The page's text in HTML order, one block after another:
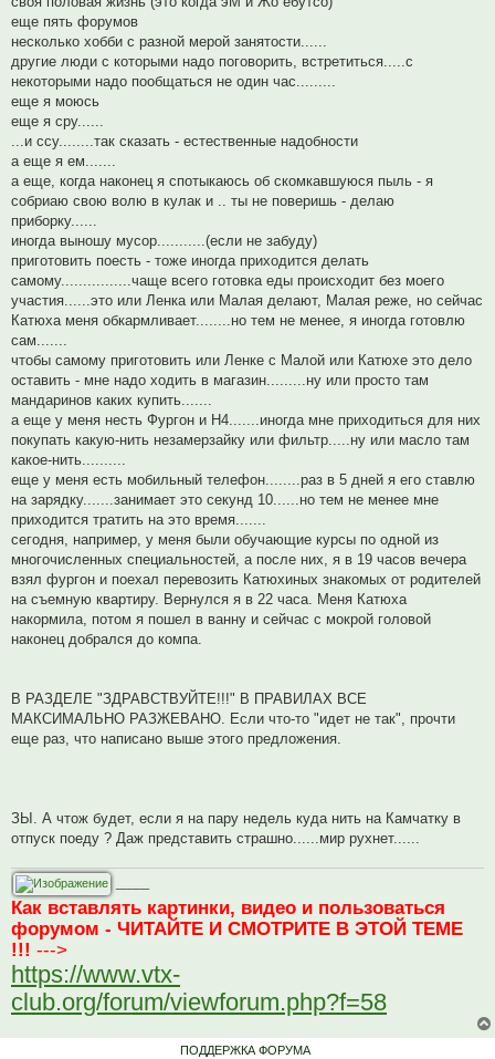
еще пять форумов
несколько хобби с разной мерой занятости......
другие люди с которыми надо поговорить, встретиться.....с
некоторыми надо пообщаться не один час.........
еще я моюсь
еще я сру......
...и ссу........так сказать - естественные надобности
а еще я ем.......
а еще, когда наконец я спотыкаюсь об скомкавшуюся пыль - я
собриаю свою волю в кулак и .. ты не поверишь - делаю
приборку......
иногда выношу мусор...........(если не забуду)
приготовить поесть - тоже иногда приходится делать
самому................чаще всего готовка еды происходит без моего
участия......это или Ленка или Малая делают, Малая реже, но сейчас
Катюха меня обкармливает........но тем не менее, я иногда готовлю
сам.......
чтобы самому приготовить или Ленке с Малой или Катюхе это дело
оставить - мне надо ходить в магазин.........ну или просто там
мандаринов каких купить.......
а еще у меня несть Фургон и Н4.......иногда мне приходиться для них
покупать какую-нить незамерзайку или фильтр.....ну или масло там
какое-нить..........
еще у меня есть мобильный телефон........раз в 5 дней я его ставлю
на зарядку.......занимает это секунд 10......но тем не менее мне
приходится тратить на это время.......
сегодня, например, у меня были обучающие курсы по одной из
многочисленных специальностей, а после них, я в 19 часов вечера
взял фургон и поехал перевозить Катюхиных знакомых от родителей
на съемную квартиру. Вернулся я в 22 часа. Меня Катюха
накормила, потом я пошел в ванну и сейчас с мокрой головой
наконец добрался до компа.
В РАЗДЕЛЕ "ЗДРАВСТВУЙТЕ!!!" В ПРАВИЛАХ ВСЕ
МАКСИМАЛЬНО РАЗЖЕВАНО. Если что-то "идет не так", прочти
еще раз, что написано выше этого предложения.
ЗЫ. А чтож будет, если я на пару недель куда нить на Камчатку в
отпуск поеду ? Даж представить страшно......мир рухнет......
Как вставлять картинки, видео и пользоваться
форумом - ЧИТАЙТЕ И СМОТРИТЕ В ЭТОЙ ТЕМЕ
!!! --->
https://www.vtx-
club.org/forum/viewforum.php?f=58
ПОДДЕРЖКА ФОРУМА